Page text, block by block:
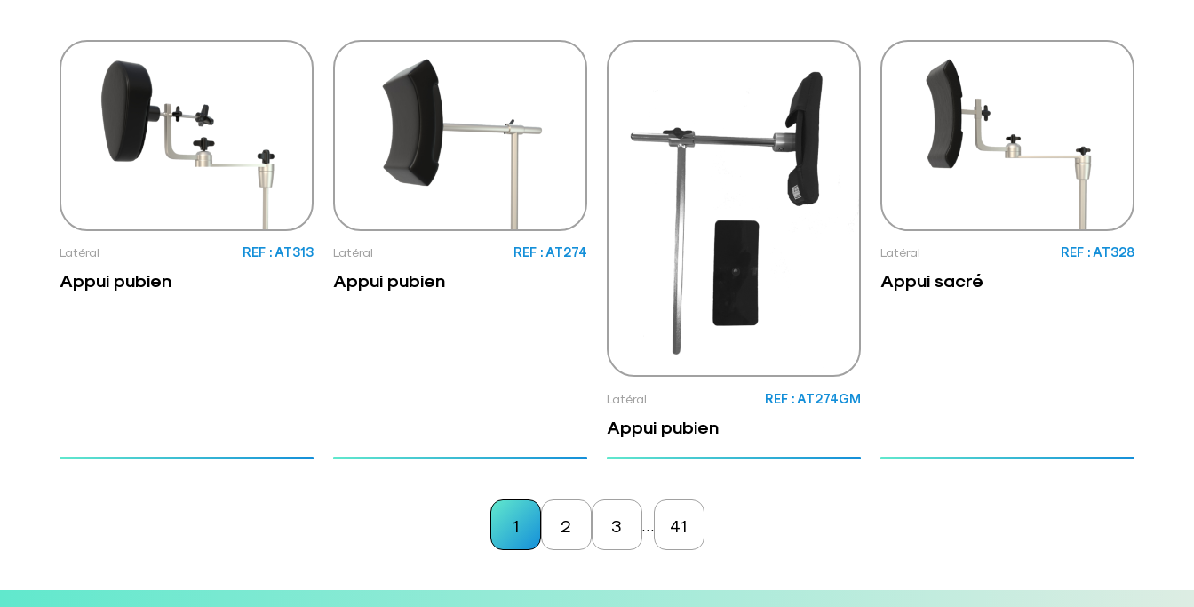
Latéral REF : AT313
Appui pubien
Latéral REF : AT274
Appui pubien
Latéral REF : AT274GM
Appui pubien
Latéral REF : AT328
Appui sacré
1 2 3 41